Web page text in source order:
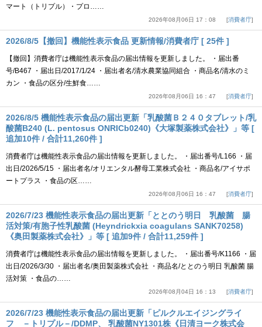
マート（トリプル）・プロ……
2026年08月06日 17：08 消費者庁
2026/8/5【撤回】機能性表示食品 更新情報/消費者庁 [ 25件 ]
【撤回】消費者庁は機能性表示食品の届出情報を更新しました。 ・届出番
号/B467 ・届出日/2017/1/24 ・届出者名/清水農業協同組合 ・商品名/清水のミ
カン ・食品の区分/生鮮食……
2026年08月06日 16：47 消費者庁
2026/8/5 機能性表示食品の届出更新「乳酸菌Ｂ２４０タブレット/乳
酸菌B240 (L. pentosus ONRICb0240)《大塚製薬株式会社》」等 [
追加10件 / 合計11,260件 ]
消費者庁は機能性表示食品の届出情報を更新しました。 ・届出番号/L166 ・届
出日/2026/5/15 ・届出者名/オリエンタル酵母工業株式会社 ・商品名/アイサポ
ートプラス ・食品の区……
2026年08月06日 16：47 消費者庁
2026/7/23 機能性表示食品の届出更新「ととのう明日 乳酸菌 腸
活対策/有胞子性乳酸菌 (Heyndrickxia coagulans SANK70258)
《奥田製薬株式会社》」等 [ 追加9件 / 合計11,259件 ]
消費者庁は機能性表示食品の届出情報を更新しました。 ・届出番号/K1166 ・届
出日/2026/3/30 ・届出者名/奥田製薬株式会社 ・商品名/ととのう明日 乳酸菌 腸
活対策 ・食品の……
2026年08月04日 16：13 消費者庁
2026/7/23 機能性表示食品の届出更新「ピルクルエイジングライ
フ －トリプル－/DDMP、 乳酸菌NY1301株《日清ヨーク株式会